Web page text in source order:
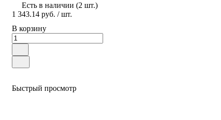
Есть в наличии (2 шт.)
1 343.14 руб. / шт.
В корзину
Быстрый просмотр